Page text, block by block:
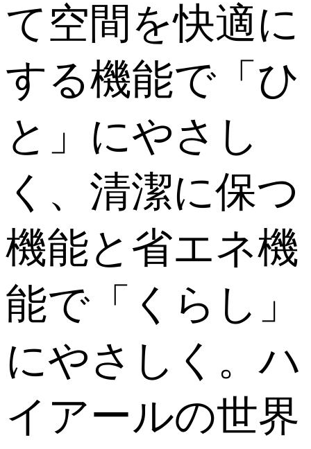
て空間を快適に
する機能で「ひ
と」にやさし
く、清潔に保つ
機能と省エネ機
能で「くらし」
にやさしく。ハ
イアールの世界